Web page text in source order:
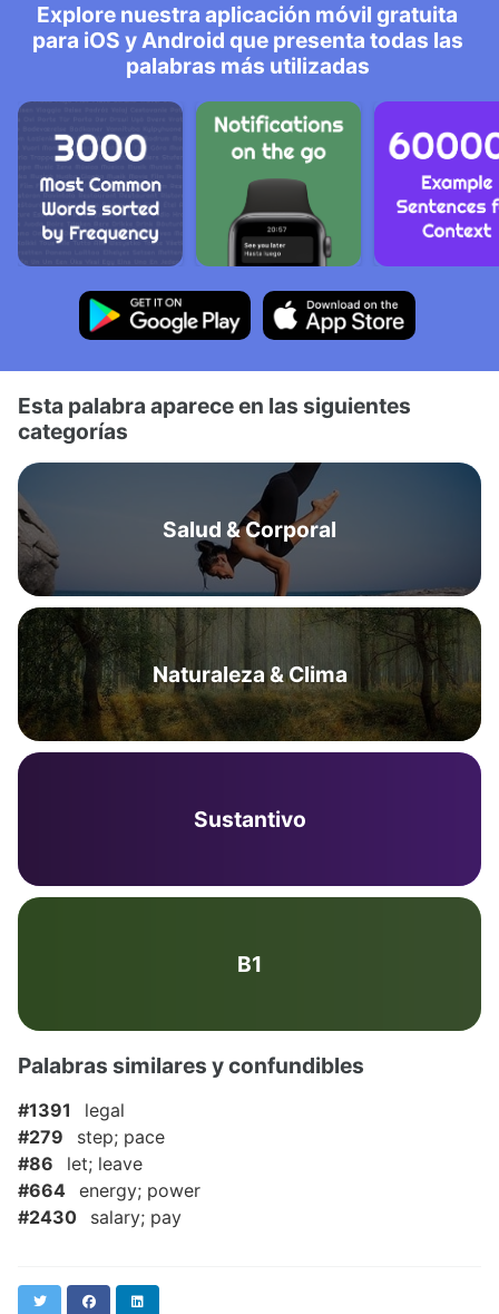
Explore nuestra aplicación móvil gratuita
para iOS y Android que presenta todas las
palabras más utilizadas
Esta palabra aparece en las siguientes
categorías
Salud & Corporal
Naturaleza & Clima
Sustantivo
B1
Palabras similares y confundibles
#1391
legal
#279
step; pace
#86
let; leave
#664 energy; power
#2430
salary; pay
Twitter Facebook